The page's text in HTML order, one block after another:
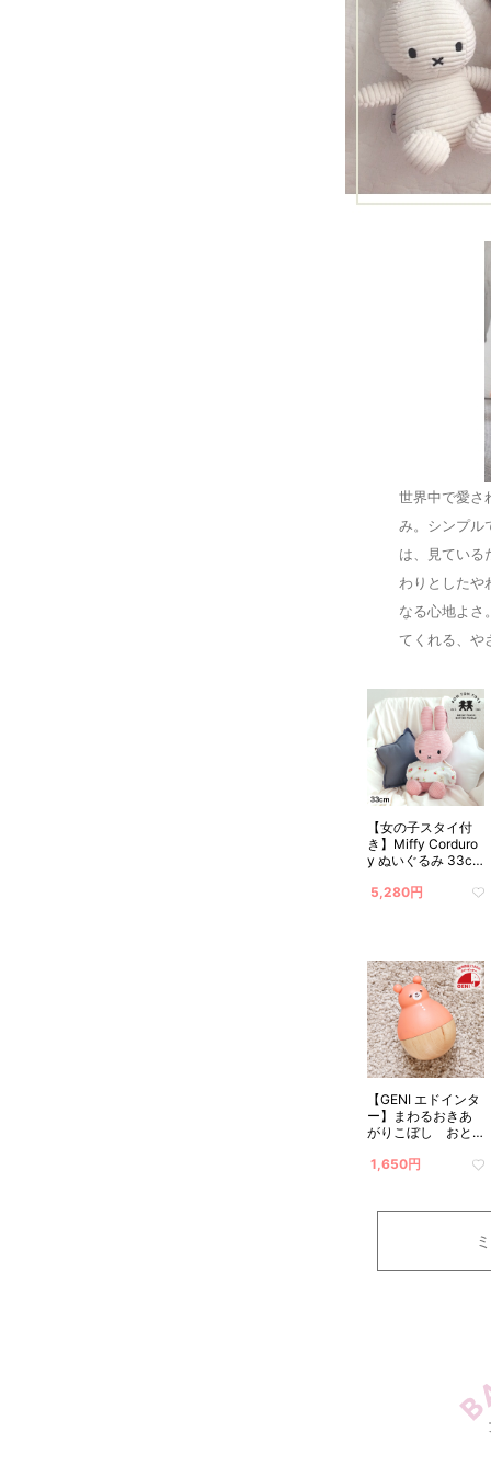
世界中で愛さ
み。シンプル
は、見ている
わりとしたや
なる心地よさ
てくれる、や
【女の子スタイ付
き】Miffy Corduro
y ぬいぐるみ 33cm
5,280円
【GENI エドインタ
ー】まわるおきあ
がりこぼし おと
1,650円